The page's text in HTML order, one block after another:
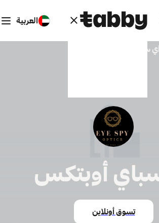
العربية
آي سباي أوبتكس
أوبتكس
تسوق أونلاين